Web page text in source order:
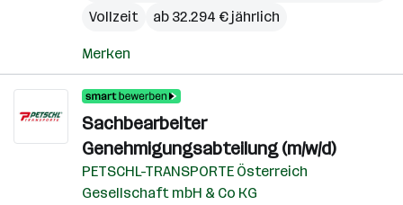
Vollzeit
ab 32.294 € jährlich
Merken
Sachbearbeiter
Genehmigungsabteilung (m/w/d)
PETSCHL-TRANSPORTE Österreich
Gesellschaft mbH & Co KG